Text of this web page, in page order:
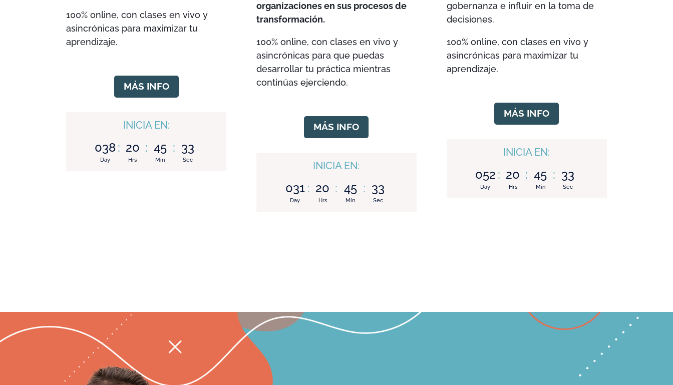
100% online, con clases en vivo y
asincrónicas para maximizar tu
aprendizaje.
MÁS INFO
INICIA EN:
038
Day
: 20
Hrs
: 45
Min
: 31
Sec
organizaciones en sus procesos de
transformación.
100% online, con clases en vivo y
asincrónicas para que puedas
desarrollar tu práctica mientras
continúas ejerciendo.
MÁS INFO
INICIA EN:
031
Day
: 20
Hrs
: 45
Min
: 31
Sec
gobernanza e influir en la toma de
decisiones.
100% online, con clases en vivo y
asincrónicas para maximizar tu
aprendizaje.
MÁS INFO
INICIA EN:
052
Day
: 20
Hrs
: 45
Min
: 31
Sec